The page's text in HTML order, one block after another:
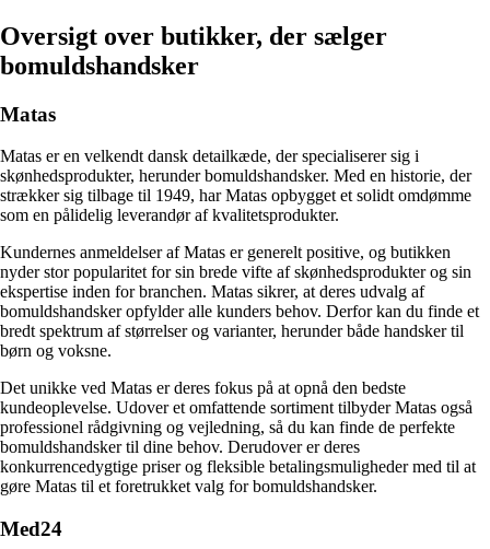
Oversigt over butikker, der sælger
bomuldshandsker
Matas
Matas er en velkendt dansk detailkæde, der specialiserer sig i
skønhedsprodukter, herunder bomuldshandsker. Med en historie, der
strækker sig tilbage til 1949, har Matas opbygget et solidt omdømme
som en pålidelig leverandør af kvalitetsprodukter.
Kundernes anmeldelser af Matas er generelt positive, og butikken
nyder stor popularitet for sin brede vifte af skønhedsprodukter og sin
ekspertise inden for branchen. Matas sikrer, at deres udvalg af
bomuldshandsker opfylder alle kunders behov. Derfor kan du finde et
bredt spektrum af størrelser og varianter, herunder både handsker til
børn og voksne.
Det unikke ved Matas er deres fokus på at opnå den bedste
kundeoplevelse. Udover et omfattende sortiment tilbyder Matas også
professionel rådgivning og vejledning, så du kan finde de perfekte
bomuldshandsker til dine behov. Derudover er deres
konkurrencedygtige priser og fleksible betalingsmuligheder med til at
gøre Matas til et foretrukket valg for bomuldshandsker.
Med24